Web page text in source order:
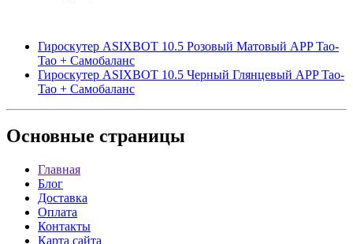
Гироскутер ASIXBOT 10.5 Розовый Матовый APP Tao-
Tao + Самобаланс
Гироскутер ASIXBOT 10.5 Черный Глянцевый APP Tao-
Tao + Самобаланс
Основные страницы
Главная
Блог
Доставка
Оплата
Контакты
Карта сайта